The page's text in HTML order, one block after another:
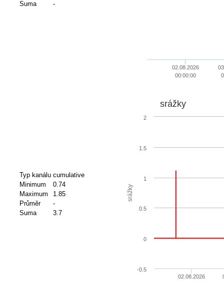
Suma
-
02.08.2026
00:00:00
Typ kanálu cumulative
Minimum
0.74
Maximum
1.85
Průměr
-
Suma
3.7
srážky
srážky
02.08.2026
-0.5
0
0.5
1
1.5
2